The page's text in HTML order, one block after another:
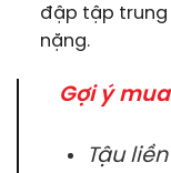
đập tập trung
nặng.
Gợi ý
Tậu